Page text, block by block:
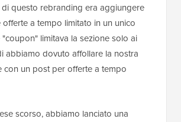
questo rebranding era aggiungere
a tempo limitato in un unico
limitava la sezione solo ai
abbiamo dovuto affollare la nostra
con un post per offerte a tempo
scorso, abbiamo lanciato una